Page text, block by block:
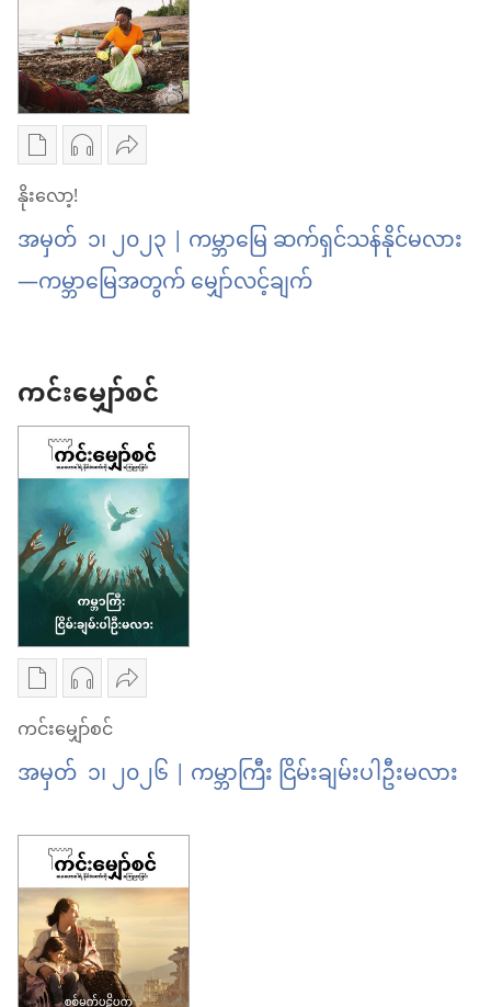
လော့!
လေးစား
တတ်
တဲ့
သဘောထား
ဘယ်
ရောက်
သွား
နိုး
လော့!
လေးစား
တတ်
တဲ့
ဘယ်
ရောက်
သွား
လဲ
ရောက်
သွား
ပြီ
လဲ
စာပေ
ကူး
ယူ
ရာ
မှာ
စရာ
များ
နိုး
လော့!
ကမ္ဘာ
မြေ
ဆက်
ရှင်သန်
နိုင်
မ
လား
—
ကမ္ဘာ
မြေ
အတွက်
မျှော်လင့်ချက်
အသံ
ကူး
ယူ
ရာ
ရွေးချယ်
စရာ
များ
နိုး
လော့!
ကမ္ဘာ
မြေ
ဆက်
ရှင်သန်
နိုင်
မ
လား
—
ကမ္ဘာ
မြေ
အတွက်
မျှော်လင့်ချက်
ဝေမျှ
နိုး
လော့!
ကမ္ဘာ
ဆက်
ရှင်သန်
နိုင်
မ
လား
—
ကမ္ဘာ
မြေ
အတွက်
မျှော်လင့်ချက်
နိုးလော့!
အမှတ် ၁၊ ၂၀၂၃ | ကမ္ဘာမြေ ဆက်ရှင်သန်နိုင်မလား
—ကမ္ဘာမြေအတွက် မျှော်လင့်ချက်
ကင်းမျှော်စင်
စာပေ
ကူး
ယူ
ရာ
မှာ
ရွေးချယ်
စရာ
များ
ကင်း
အသံ
ဖိုင်
ကူး
ရာ
မှာ
ရွေးချယ်
စရာ
များ
ဝေမျှ
ကင်း
မျှော်စင်
ကမ္ဘာ
ကြီး
ငြိမ်းချမ်း
ဦး
ကင်းမျှော်စင်
အမှတ် ၁၊ ၂၀၂၆ | ကမ္ဘာကြီး ငြိမ်းချမ်းပါဦးမလား